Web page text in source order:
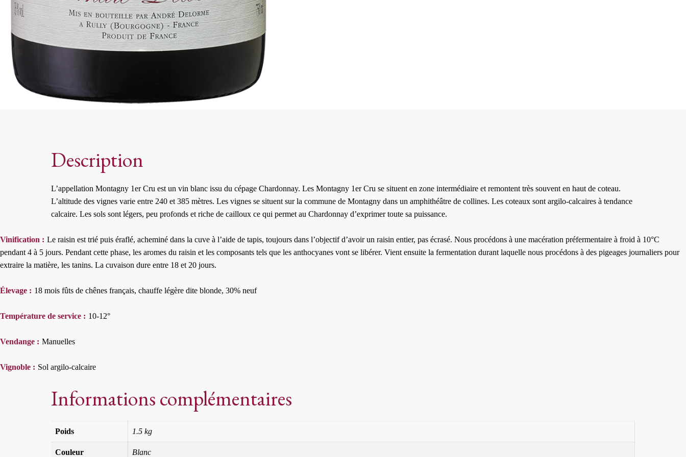
Description
L’appellation Montagny 1er Cru est un vin blanc issu du cépage Chardonnay. Les Montagny 1er Cru se situent en zone intermédiaire et remontent très souvent en haut de coteau.
L’altitude des vignes varie entre 240 et 385 mètres. Les vignes se situent sur la commune de Montagny dans un amphithéâtre de collines. Les coteaux sont argilo-calcaires à tendance
calcaire. Les sols sont légers, peu profonds et riche de cailloux ce qui permet au Chardonnay d’exprimer toute sa puissance.
Vinification : Le raisin est trié puis éraflé, acheminé dans la cuve à l’aide de tapis, toujours dans l’objectif d’avoir un raisin entier, pas écrasé. Nous procédons à une macération préfermentaire à froid à 10°C
pendant 4 à 5 jours. Pendant cette phase, les aromes du raisin et les composants tels que les anthocyanes vont se libérer. Vient ensuite la fermentation durant laquelle nous procédons à des pigeages journaliers pour
extraire la matière, les tanins. La cuvaison dure entre 18 et 20 jours.
Élevage : 18 mois fûts de chênes français, chauffe légère dite blonde, 30% neuf
Température de service : 10-12°
Vendange : Manuelles
Vignoble : Sol argilo-calcaire
Informations complémentaires
Poids 1.5 kg
Couleur Blanc